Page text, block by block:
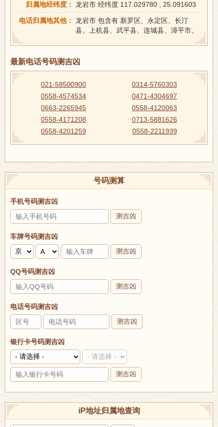
归属地经纬度： 龙岩市 经纬度 117.029780 , 25.091603
电话归属地其他： 龙岩市 包含有 新罗区、永定区、长汀
县、上杭县、武平县、连城县、漳平市。
最新电话号码测吉凶
021-58500900
0314-5760303
0558-4574534
0471-4304697
0663-2265945
0558-4120063
0558-4171208
0713-5881626
0558-4201259
0558-2211939
号码测算
手机号码测吉凶
测吉凶
车牌号码测吉凶
测吉凶
QQ号码测吉凶
测吉凶
电话号码测吉凶
测吉凶
银行卡号码测吉凶
测吉凶
iP地址归属地查询